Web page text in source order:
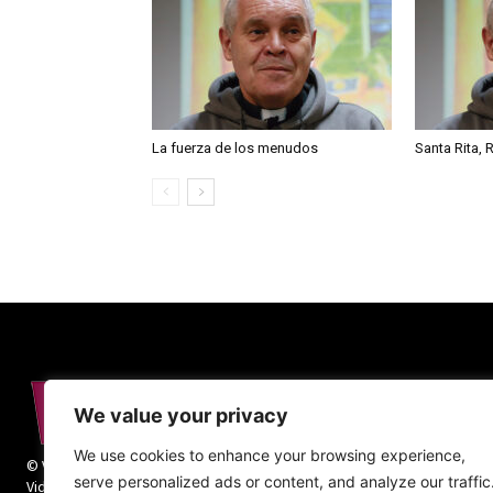
We value your privacy
We use cookies to enhance your browsing experience,
serve personalized ads or content, and analyze our traffic.
La fuerza de los menudos Santa Rita,
© Vida Religiosa. Todos los derechos reservados.
Vida Religiosa es una revista mensual y además